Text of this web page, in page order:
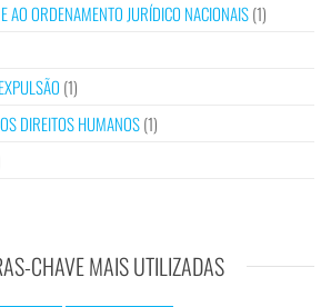
AO ORDENAMENTO JURÍDICO NACIONAIS(1)
(1)
DIREITOS HUMANOS(1)
CHAVE MAIS UTILIZADAS